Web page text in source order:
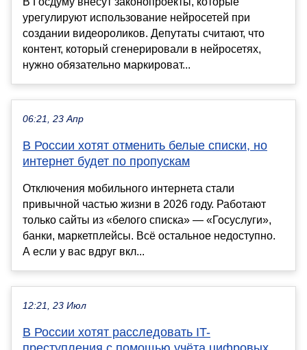
урегулируют использование нейросетей при
создании видеороликов. Депутаты считают, что
контент, который сгенерировали в нейросетях,
нужно обязательно маркироват...
06:21, 23 Апр
В России хотят отменить белые списки, но
интернет будет по пропускам
Отключения мобильного интернета стали
привычной частью жизни в 2026 году. Работают
только сайты из «белого списка» — «Госуслуги»,
банки, маркетплейсы. Всё остальное недоступно.
А если у вас вдруг вкл...
12:21, 23 Июл
В России хотят расследовать IT-